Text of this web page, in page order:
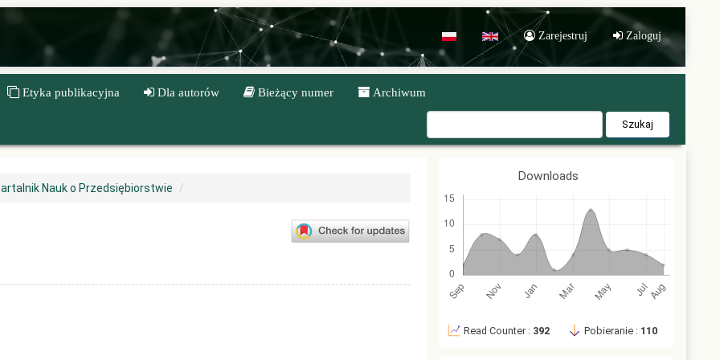
POL ENG Zarejestruj Zaloguj
Etyka publikacyjna Dla autorów Bieżący numer Archiwum
Szukaj
Nauk o Przedsiębiorstwie
Downloads
Read Counter : 392 Pobieranie : 110